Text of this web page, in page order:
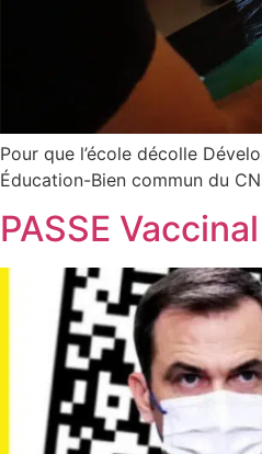
Pour que l’école décolle
Éducation-Bien commun du
PASSE